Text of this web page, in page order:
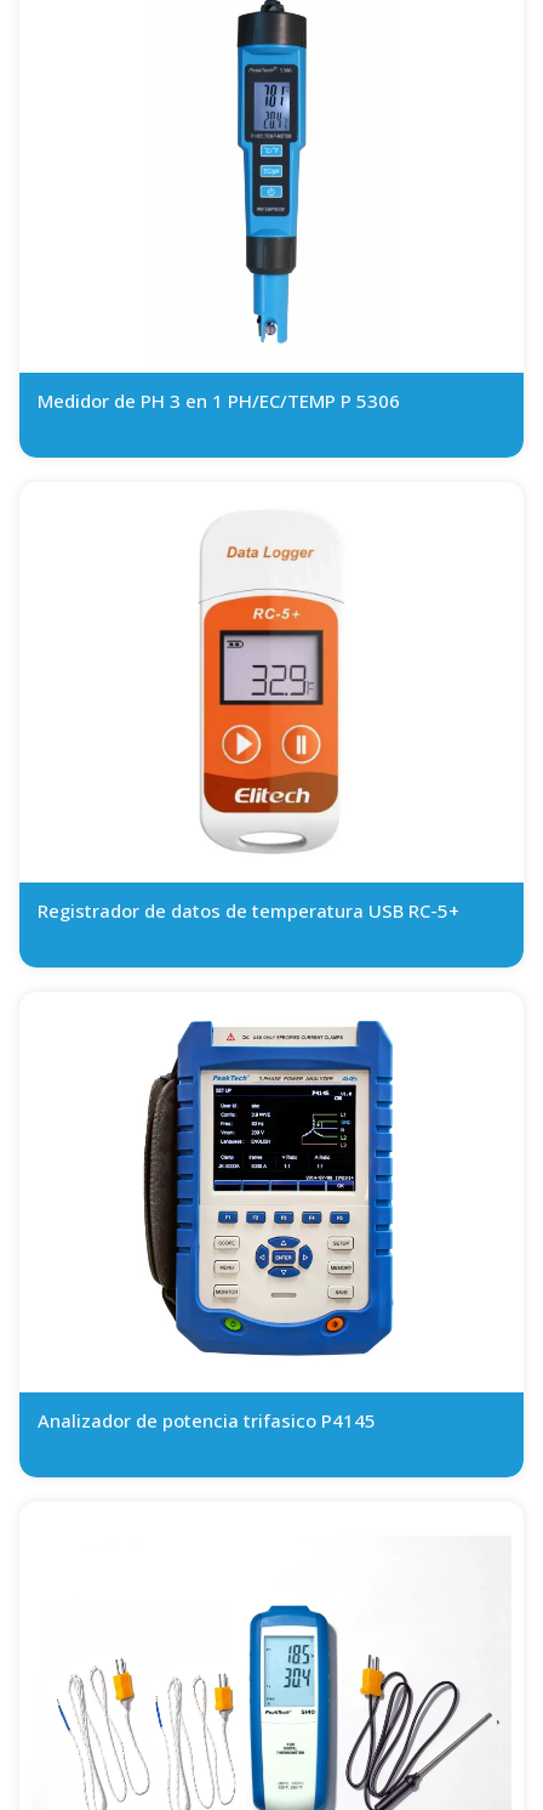
Medidor de PH 3 en 1 PH/EC/TEMP P 5306
Registrador de datos de temperatura USB RC-5+
Analizador de potencia trifasico P4145